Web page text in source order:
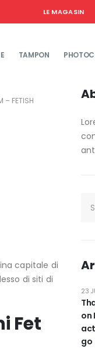
LE MAGASIN
TAMPON
– FETISH
capitale di
di siti di
Fet
on
go
23